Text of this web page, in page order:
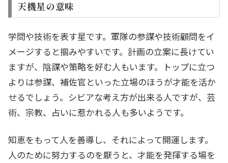
天機星の意味
学問や技術を表す星です。軍隊の参謀や技術顧問をイ
メージすると掴みやすいです。計画の立案に長けてい
ますが、陰謀や策略を好む人もいます。トップに立つ
よりは参謀、補佐官といった立場のほうが才能を活か
せるでしょう。シビアな考え方が出来る人ですが、芸
術、宗教、占いに惹かれる人も多いようです。
知恵をもって人を善導し、それによって開運します。
人のために努力するのを厭うと、才能を発揮する場を